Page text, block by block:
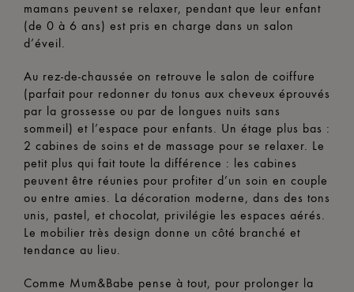
mamans peuvent se relaxer, pendant que leur enfant
(de 0 à 6 ans) est pris en charge dans un salon
d’éveil.
Au rez-de-chaussée on retrouve le salon de coiffure
(parfait pour redonner du tonus aux cheveux éprouvés
par la grossesse ou par de longues nuits sans
sommeil) et l’espace pour enfants. Un étage plus bas :
2 cabines de soins et de massage pour se relaxer. Le
petit plus qui fait toute la différence : les cabines
peuvent être réunies pour profiter d’un soin en couple
ou entre amies. La décoration moderne, dans des tons
unis, pastel, et chocolat, privilégie les espaces aérés.
Le mobilier très design donne un côté branché et
tendance au lieu.
Comme Mum&Babe pense à tout, pour prolonger la